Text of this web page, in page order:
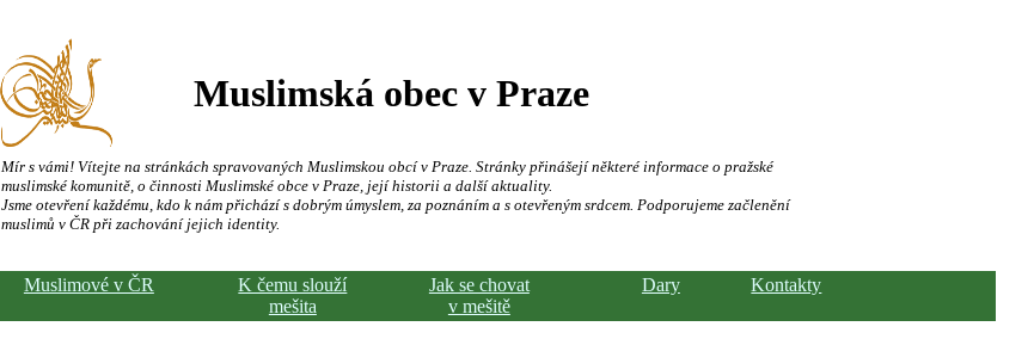
Muslimská obec v Praze
Mír s vámi! Vítejte na stránkách spravovaných Muslimskou obcí v Praze. Stránky přinášejí některé informace o pražské
muslimské komunitě, o činnosti Muslimské obce v Praze, její historii a další aktuality.
Jsme otevření každému, kdo k nám přichází s dobrým úmyslem, za poznáním a s otevřeným srdcem. Podporujeme začlenění
muslimů v ČR při zachování jejich identity.
Muslimové v ČR
K čemu slouží
mešita
Jak se chovat
v mešitě
Dary Kontakty